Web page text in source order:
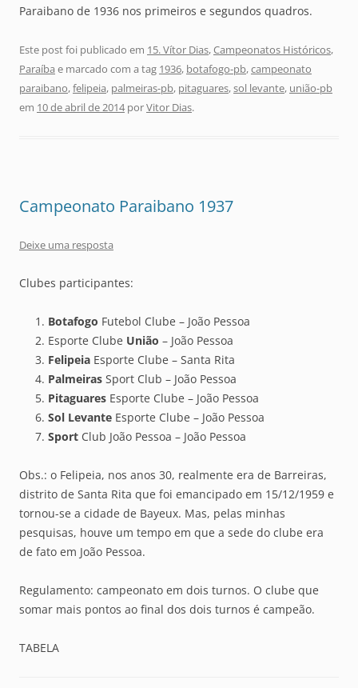
Paraibano de 1936 nos primeiros e segundos quadros.
Este post foi publicado em 15. Vítor Dias,Campeonatos Históricos,
Paraíba e marcado com a tag 1936, botafogo-pb,campeonato
paraibano,felipeia, palmeiras-pb, pitaguares,sol levante, união-pb
em 10 de abril de 2014porVitor Dias.
Campeonato Paraibano 1937
Deixe uma resposta
Clubes participantes:
Botafogo Futebol Clube – João Pessoa
Esporte Clube União – João Pessoa
Felipeia Esporte Clube – Santa Rita
Palmeiras Sport Club – João Pessoa
Pitaguares Esporte Clube – João Pessoa
Sol Levante Esporte Clube – João Pessoa
Sport Club João Pessoa – João Pessoa
Obs.: o Felipeia, nos anos 30, realmente era de Barreiras,
distrito de Santa Rita que foi emancipado em 15/12/1959 e
tornou-se a cidade de Bayeux. Mas, pelas minhas
pesquisas, houve um tempo em que a sede do clube era
de fato em João Pessoa.
Regulamento: campeonato em dois turnos. O clube que
somar mais pontos ao final dos dois turnos é campeão.
TABELA